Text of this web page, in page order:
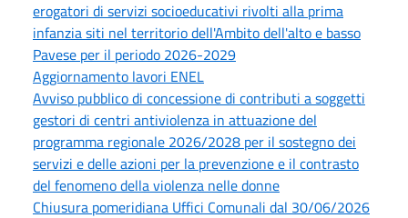
erogatori di servizi socioeducativi rivolti alla prima
infanzia siti nel territorio dell'Ambito dell'alto e basso
Pavese per il periodo 2026-2029
Aggiornamento lavori ENEL
Avviso pubblico di concessione di contributi a soggetti
gestori di centri antiviolenza in attuazione del
programma regionale 2026/2028 per il sostegno dei
servizi e delle azioni per la prevenzione e il contrasto
del fenomeno della violenza nelle donne
Chiusura pomeridiana Uffici Comunali dal 30/06/2026